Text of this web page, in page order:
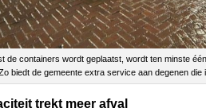
de containers wordt geplaatst, wordt ten minste
biedt de gemeente extra service aan degenen die
trekt meer afval